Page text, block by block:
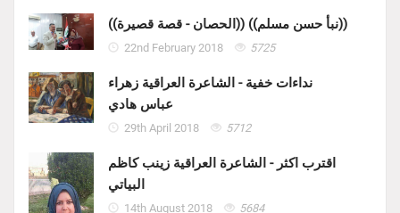
((الحصان - قصة قصيرة)) ((نبأ حسن مسلم))
22nd February 2018 5725
نداءات خفية - الشاعرة العراقية زهراء
عباس هادي
29th April 2018 5712
اقترب اكثر - الشاعرة العراقية زينب كاظم
البياتي
14th August 2018 5684